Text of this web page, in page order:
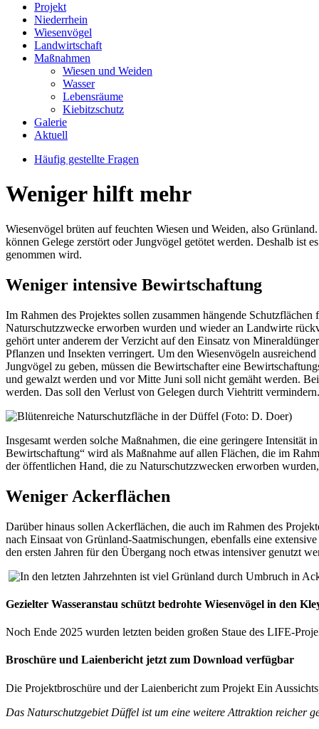
Projekt
Niederrhein
Wiesenvögel
Landwirtschaft
Maßnahmen
Wiesen und Weiden
Wasser
Lebensräume
Kiebitzschutz
Galerie
Aktuell
Häufig gestellte Fragen
Weniger hilft mehr
Wiesenvögel brüten auf feuchten Wiesen und Weiden, also
können Gelege zerstört oder Jungvögel getötet werden. Deshalb ist
genommen wird.
Weniger intensive Bewirtschaftung
Im Rahmen des Projektes sollen zusammen hängende
Naturschutzzwecke erworben wurden und wieder an Landwirte
gehört unter anderem der Verzicht auf den Einsatz von
Pflanzen und Insekten verringert. Um den Wiesenvögeln
Jungvögel zu geben, müssen die Bewirtschafter eine
und gewalzt werden und vor Mitte Juni soll nicht gemäht werden.
werden. Das soll den Verlust von Gelegen durch Viehtritt vermindern.
Insgesamt werden solche Maßnahmen, die eine geringere Intensität
Bewirtschaftung“ wird als Maßnahme auf allen Flächen, die im
der öffentlichen Hand, die zu Naturschutzzwecken erworben
Weniger Ackerflächen
Darüber hinaus sollen Ackerflächen, die auch im Rahmen des
nach Einsaat von Grünland-Saatmischungen, ebenfalls eine
den ersten Jahren für den Übergang noch etwas intensiver genutzt
Gezielter Wasseranstau schützt bedrohte Wiesenvögel in den
Noch Ende 2025 wurden letzten beiden großen Staue des LIFE-
Broschüre und Laienbericht jetzt zum Download verfügbar
Die Projektbroschüre und der Laienbericht zum Projekt Ein
Das Naturschutzgebiet Düffel ist um eine weitere Attraktion reicher